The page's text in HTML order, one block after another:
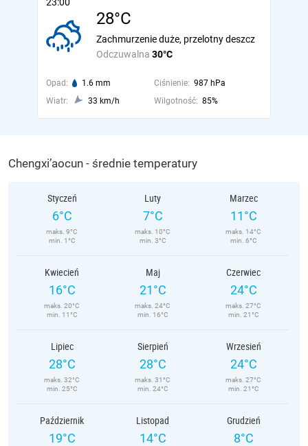
28°C
Odczuwalna 30°C
Zachmurzenie duże, przelotny deszcz
Opad: 1.6 mm Ciśnienie: 987 hPa
Wiatr:
33 km/h Wilgotność: 85%
Chengxi’aocun - średnie temperatury
Styczeń
6°C
maks. 9°C
min. 1°C
Luty
7°C
maks. 10°C
min. 3°C
Marzec
11°C
maks. 14°C
min. 6°C
Kwiecień
16°C
maks. 20°C
min. 11°C
Maj
21°C
maks. 24°C
min. 16°C
Czerwiec
24°C
maks. 27°C
min. 21°C
Lipiec
28°C
maks. 32°C
min. 25°C
Sierpień
28°C
maks. 31°C
min. 24°C
Wrzesień
24°C
maks. 27°C
min. 21°C
Październik
19°C
Listopad
14°C
Grudzień
8°C